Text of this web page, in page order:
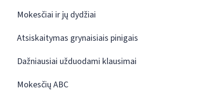
Mokesčiai ir jų dydžiai
Atsiskaitymas grynaisiais pinigais
Dažniausiai užduodami klausimai
Mokesčių ABC